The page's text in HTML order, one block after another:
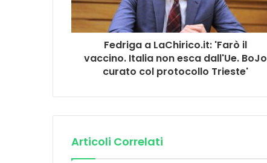
Fedriga a LaChirico.it: 'Farò il
vaccino. Italia non esca dall'Ue. BoJo
curato col protocollo Trieste'
Articoli Correlati